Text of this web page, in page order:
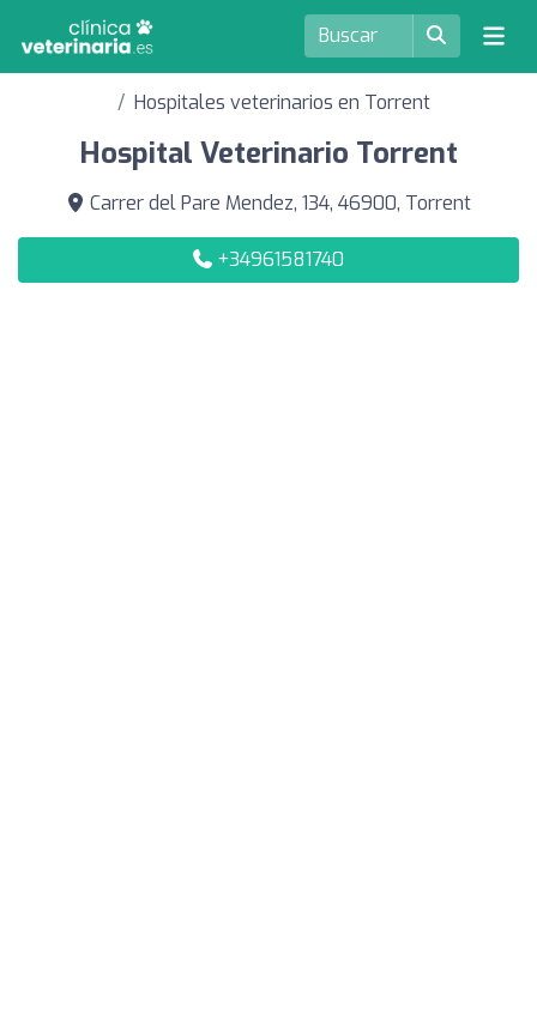
Hospitales veterinarios en Torrent
Hospital Veterinario Torrent
Carrer del Pare Mendez, 134, 46900, Torrent
+34961581740